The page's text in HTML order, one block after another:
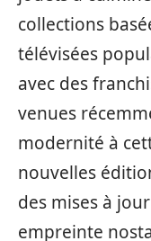
collections
télévisées
avec des
venues
modernité à
nouvelles
des mises à
empreinte